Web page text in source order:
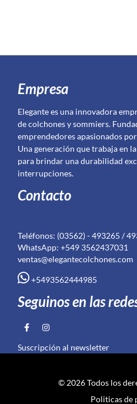
Empresa
Elegante es una innovadora
de colchones y sommiers.
emprendedores apasionados
Una generación que trabaja en
para brindar una durabilidad
interrupciones.
Contacto
Teléfonos: (03562) - 493265 /
WhatsApp: +549 3562437031
ventas@elegantecolchones.com
+5493562444985
Seguinos en las
Suscripción al newsletter
© 2026 Todos los
Politicas de